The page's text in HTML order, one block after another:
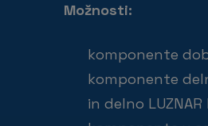
Možnosti:
komponente
komponente
in delno LUZNAR